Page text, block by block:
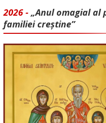
2026 - „Anul omagial al
familiei creștine”